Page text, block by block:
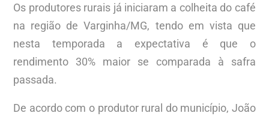
Os produtores rurais já iniciaram a colheita do café
na região de Varginha/MG, tendo em vista que
nesta temporada a expectativa é que o
rendimento 30% maior se comparada à safra
passada.
De acordo com o produtor rural do município, João